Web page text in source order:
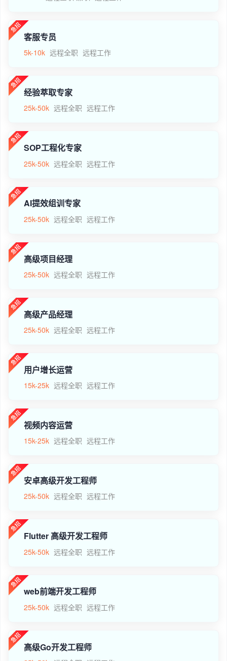
客服专员
5k-10k 远程全职 远程工作
经验萃取专家
25k-50k 远程全职 远程工作
SOP工程化专家
25k-50k 远程全职 远程工作
AI提效组训专家
25k-50k 远程全职 远程工作
高级项目经理
25k-50k 远程全职 远程工作
高级产品经理
25k-50k 远程全职 远程工作
用户增长运营
15k-25k 远程全职 远程工作
视频内容运营
15k-25k 远程全职 远程工作
安卓高级开发工程师
25k-50k 远程全职 远程工作
Flutter 高级开发工程师
25k-50k 远程全职 远程工作
web前端开发工程师
25k-50k 远程全职 远程工作
高级Go开发工程师